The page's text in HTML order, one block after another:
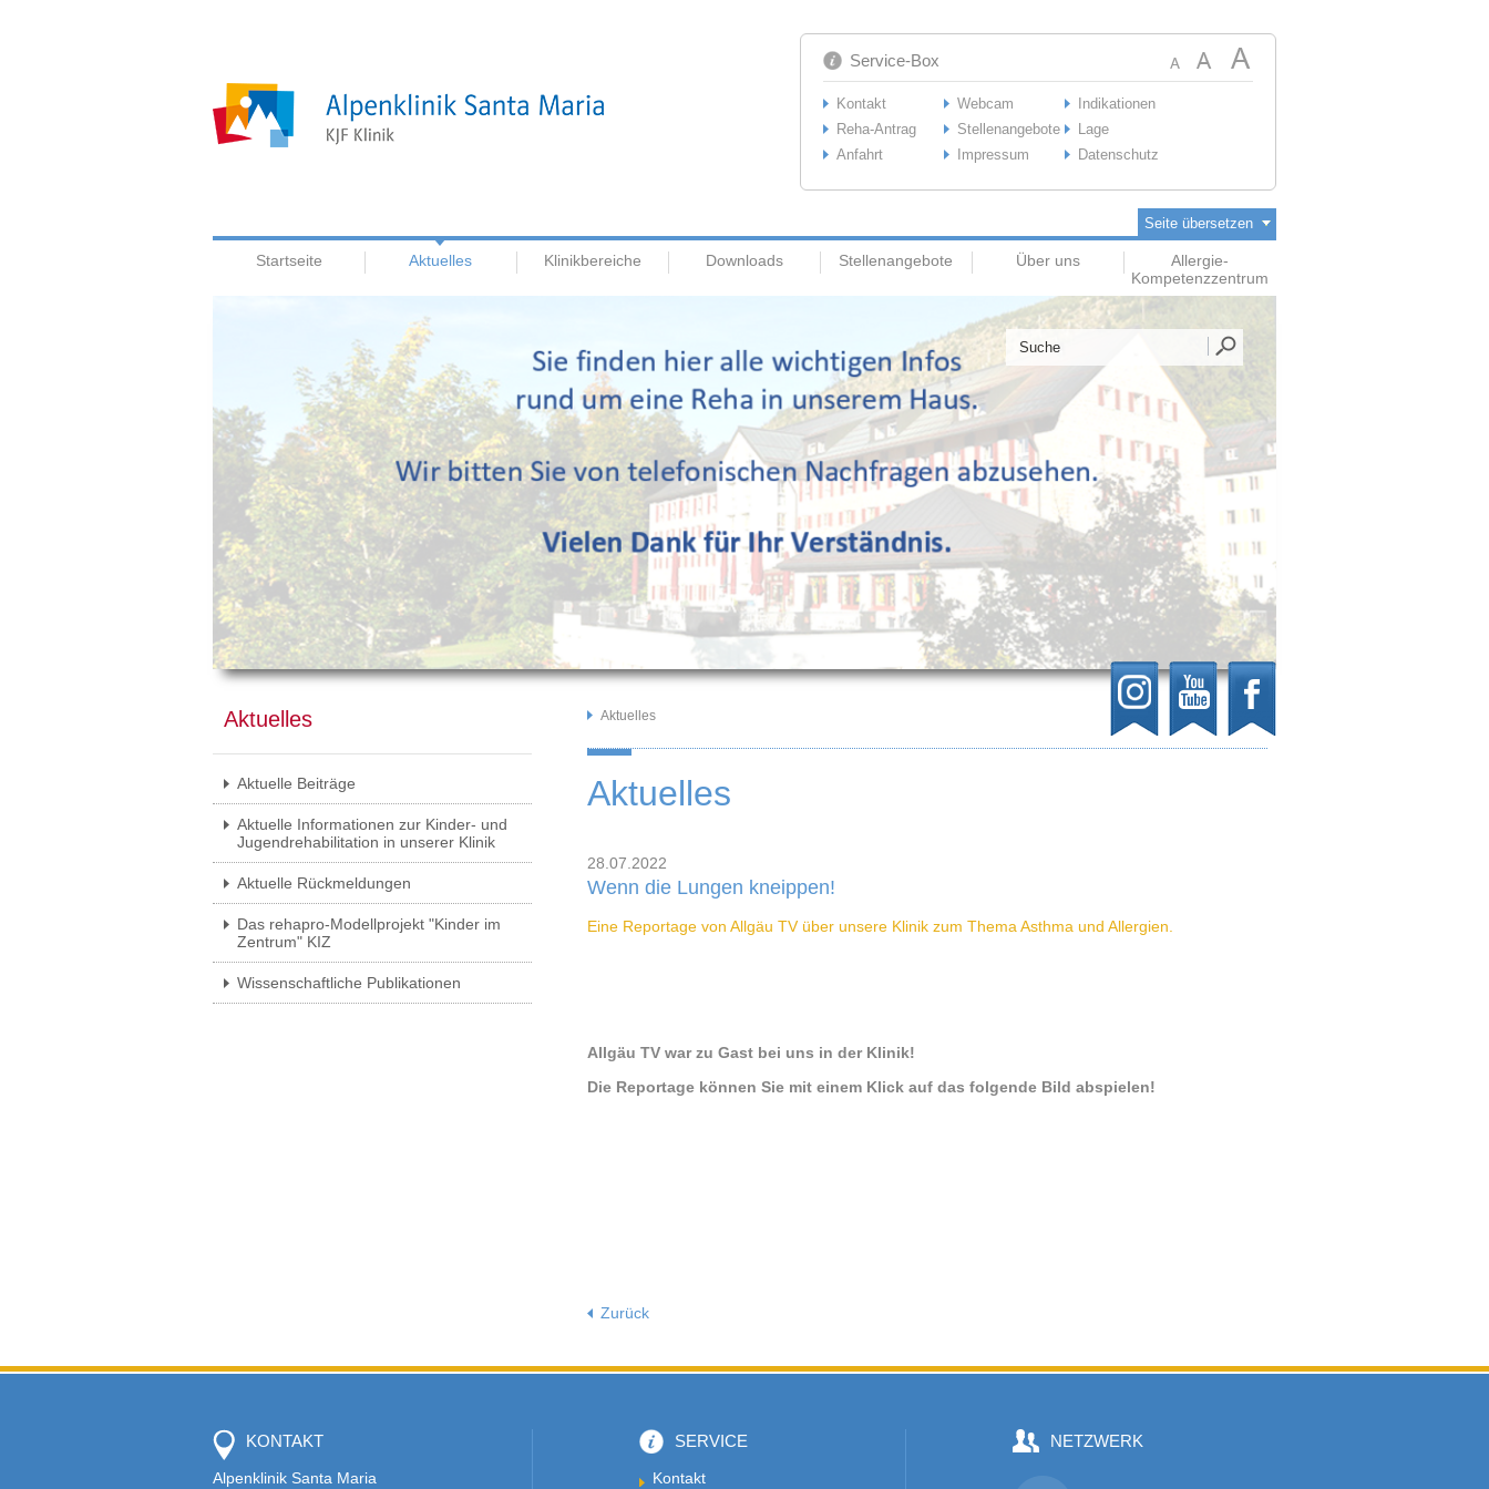
Service-Box
Kontakt Webcam
Indikationen
Reha-Antrag
Stellenangebote
Lage
Anfahrt
Impressum Datenschutz
Seite übersetzen
Startseite Aktuelles Klinikbereiche Downloads Stellenangebote Über uns
Allergie-
Kompetenzzentrum
Aktuelles
Aktuelle Beiträge
Aktuelle Informationen zur Kinder- und
Jugendrehabilitation in unserer Klinik
Aktuelle Rückmeldungen
Das rehapro-Modellprojekt "Kinder im
Zentrum" KIZ
Wissenschaftliche Publikationen
Aktuelles
Aktuelles
28.07.2022
Wenn die Lungen kneippen!
Eine Reportage von Allgäu TV über unsere Klinik zum Thema Asthma und Allergien.
Allgäu TV war zu Gast bei uns in der Klinik!
Die Reportage können Sie mit einem Klick auf das folgende Bild abspielen!
Zurück
KONTAKT
Alpenklinik Santa Maria
SERVICE
Kontakt
NETZWERK